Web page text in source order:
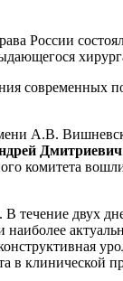
современных
А.В.
комитета
двух
в клинической